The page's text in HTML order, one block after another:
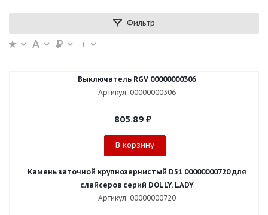
Фильтр
Выключатель RGV 00000000306
Артикул: 00000000306
805.89₽
В корзину
Камень заточной крупнозернистый D51 00000000720 для
слайсеров серий DOLLY, LADY
Артикул: 00000000720